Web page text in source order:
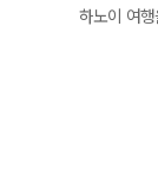
하노이 여